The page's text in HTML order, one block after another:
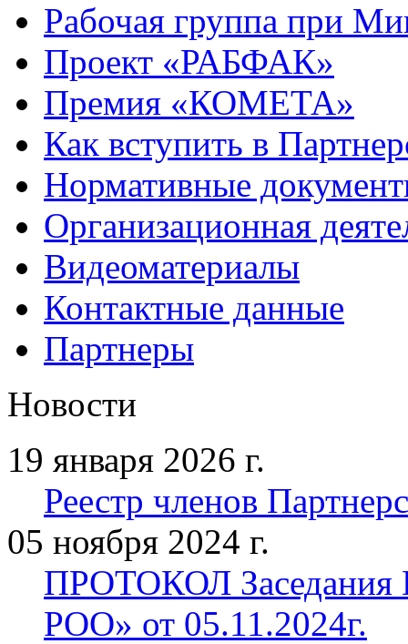
Рабочая группа при
Проект «РАБФАК»
Премия «КОМЕТА»
Как вступить в
Нормативные
Организационная
Видеоматериалы
Контактные данные
Партнеры
Новости
19 января 2026 г.
Реестр членов
05 ноября 2024 г.
ПРОТОКОЛ Заседания
РОО» от 05.11.2024г.